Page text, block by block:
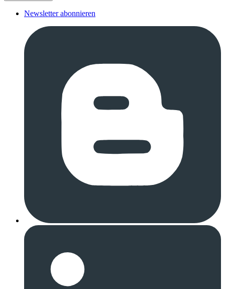
Newsletter abonnieren